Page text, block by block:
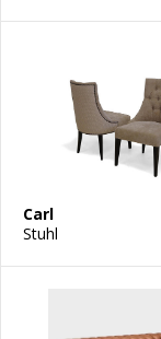
Carl
Stuhl